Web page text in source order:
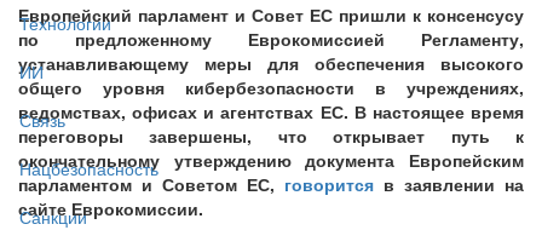
Технологии
ИИ
Связь
Нацбезопасность
Санкции
Европейский парламент и Совет ЕС пришли к консенсусу
по предложенному Еврокомиссией Регламенту,
устанавливающему меры для обеспечения высокого
общего уровня кибербезопасности в учреждениях,
ведомствах, офисах и агентствах ЕС. В настоящее время
переговоры завершены, что открывает путь к
окончательному утверждению документа Европейским
парламентом и Советом ЕС, говорится в заявлении на
сайте Еврокомиссии.